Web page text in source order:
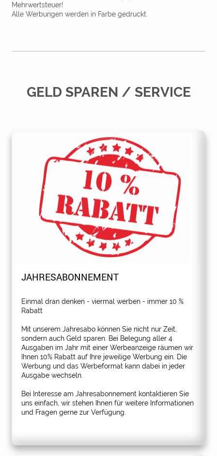
Mehrwertsteuer!
Alle Werbungen werden in Farbe gedruckt.
GELD SPAREN / SERVICE
JAHRESABONNEMENT
Einmal dran denken - viermal werben - immer 10 %
Rabatt
Mit unserem Jahresabo können Sie nicht nur Zeit,
sondern auch Geld sparen. Bei Belegung aller 4
Ausgaben im Jahr mit einer Werbeanzeige räumen wir
Ihnen 10% Rabatt auf Ihre jeweilige Werbung ein. Die
Werbung und das Werbeformat kann dabei in jeder
Ausgabe wechseln.
Bei Interesse am Jahresabonnement kontaktieren Sie
uns einfach, wir stehen Ihnen für weitere Informationen
und Fragen gerne zur Verfügung.